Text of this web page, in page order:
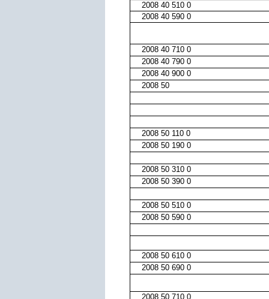
2008 40 510 0
2008 40 590 0
2008 40 710 0
2008 40 790 0
2008 40 900 0
2008 50
2008 50 110 0
2008 50 190 0
2008 50 310 0
2008 50 390 0
2008 50 510 0
2008 50 590 0
2008 50 610 0
2008 50 690 0
2008 50 710 0